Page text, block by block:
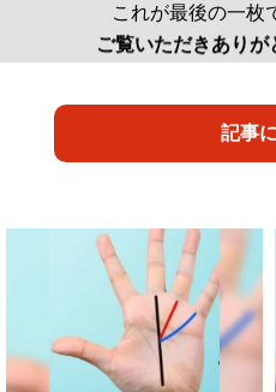
これが最後の一枚
ご覧いただきありが
記事